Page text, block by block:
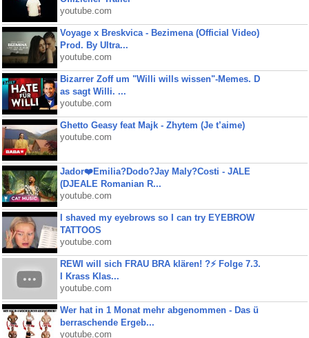
youtube.com
Voyage x Breskvica - Bezimena (Official Video)
Prod. By Ultra...
youtube.com
Bizarrer Zoff um "Willi wills wissen"-Memes. D
as sagt Willi. ...
youtube.com
Ghetto Geasy feat Majk - Zhytem (Je t’aime)
youtube.com
Jador❤️Emilia?Dodo?Jay Maly?Costi - JALE
(DJEALE Romanian R...
youtube.com
I shaved my eyebrows so I can try EYEBROW
TATTOOS
youtube.com
REWI will sich FRAU BRA klären! ?⚡️ Folge 7.3.
I Krass Klas...
youtube.com
Wer hat in 1 Monat mehr abgenommen - Das ü
berraschende Ergeb...
youtube.com